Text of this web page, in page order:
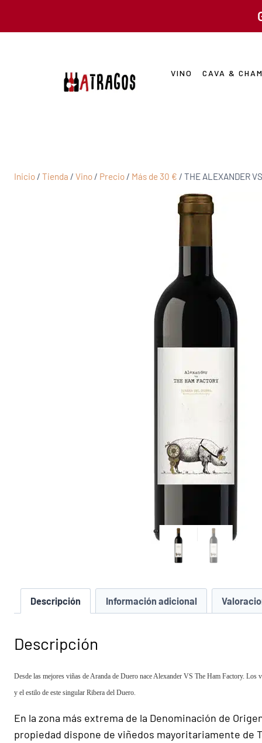
VINO CAVA &
Inicio / Tienda / Vino / Precio / Más de 30 € / THE ALEXANDER
Descripción Información adicional
Descripción
Desde las mejores viñas de Aranda de Duero nace Alexander VS The Ham Factory.
y el estilo de este singular Ribera del Duero.
En la zona más extrema de la Denominación de
propiedad dispone de viñedos mayoritariamente de